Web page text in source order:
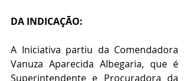
DA INDICAÇÃO:
A Iniciativa partiu da Comendadora
Vanuza Aparecida Albegaria, que é
Superintendente e Procuradora da